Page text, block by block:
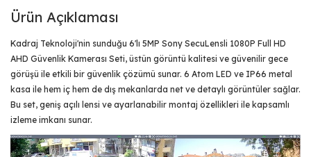
Ürün Açıklaması
Kadraj Teknoloji'nin sunduğu 6'lı 5MP Sony SecuLensli 1080P Full HD
AHD Güvenlik Kamerası Seti, üstün görüntü kalitesi ve güvenilir gece
görüşü ile etkili bir güvenlik çözümü sunar. 6 Atom LED ve IP66 metal
kasa ile hem iç hem de dış mekanlarda net ve detaylı görüntüler sağlar.
Bu set, geniş açılı lensi ve ayarlanabilir montaj özellikleri ile kapsamlı
izleme imkanı sunar.